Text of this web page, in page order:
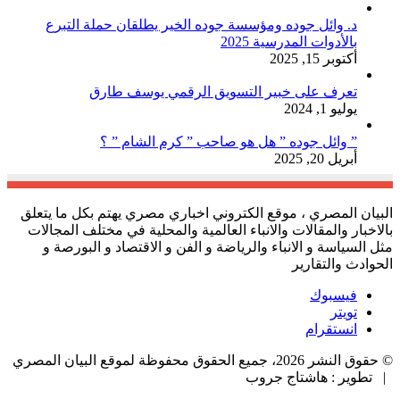
د. وائل جوده ومؤسسة جوده الخير يطلقان حملة التبرع
بالأدوات المدرسية 2025
أكتوبر 15, 2025
تعرف على خبير التسويق الرقمي يوسف طارق
يوليو 1, 2024
” وائل جوده ” هل هو صاحب ” كرم الشام ” ؟
أبريل 20, 2025
البيان المصري ، موقع الكتروني اخباري مصري يهتم بكل ما يتعلق
بالاخبار والمقالات والانباء العالمية والمحلية في مختلف المجالات
مثل السياسة و الانباء والرياضة و الفن و الاقتصاد و البورصة و
الحوادث والتقارير
فيسبوك
تويتر
انستقرام
© حقوق النشر 2026، جميع الحقوق محفوظة لموقع البيان المصري
| تطوير : هاشتاج جروب